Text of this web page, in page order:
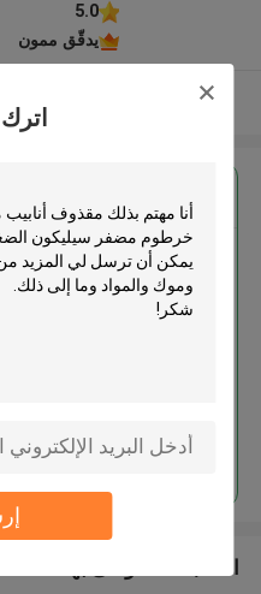
5.0
يدقّق ممون
عرض
احصل
مقذوف
المنتجات الموصى بها